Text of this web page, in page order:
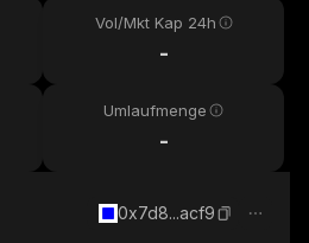
Vol/Mkt Kap 24h
-
Umlaufmenge
-
0x7d8...acf9